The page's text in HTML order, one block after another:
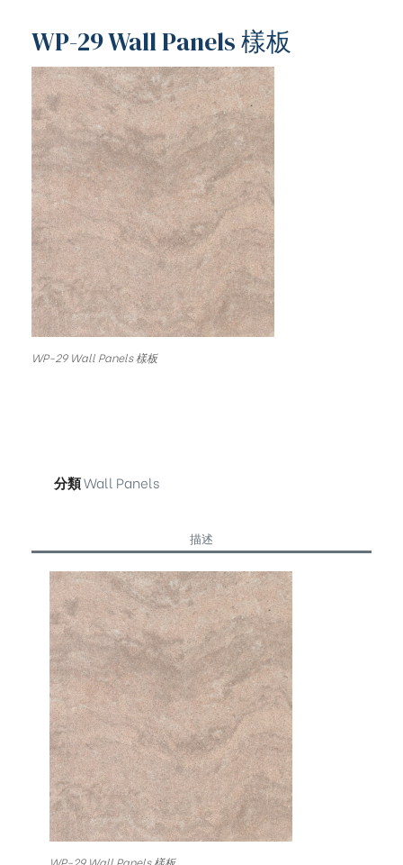
WP-29 Wall Panels 樣板
WP-29 Wall Panels 樣板
分類Wall Panels
描述
WP-29 Wall Panels 樣板